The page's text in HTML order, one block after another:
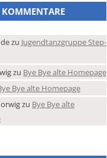
KOMMENTARE
zu Jugendtanzgruppe Step-
zu Bye Bye alte Homepage
Bye alte Homepage
zu Bye Bye alte